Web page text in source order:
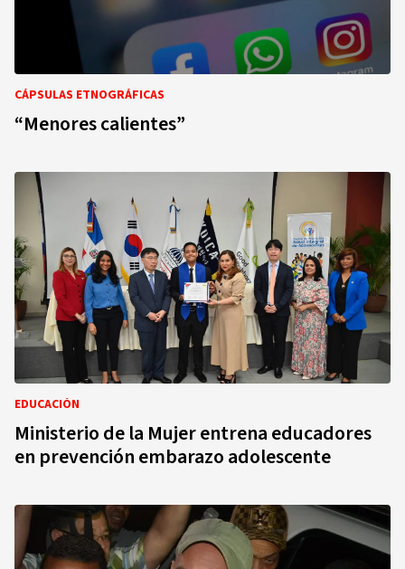
CÁPSULAS ETNOGRÁFICAS
“Menores calientes”
EDUCACIÓN
Ministerio de la Mujer entrena educadores
en prevención embarazo adolescente